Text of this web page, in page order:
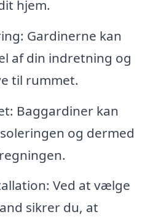
hjem.
Gardinerne kan
af din indretning og
til rummet.
Baggardiner kan
og dermed
Ved at vælge
sikrer du, at